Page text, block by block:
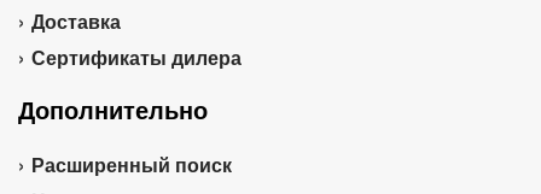
Доставка
Сертификаты дилера
Дополнительно
Расширенный поиск